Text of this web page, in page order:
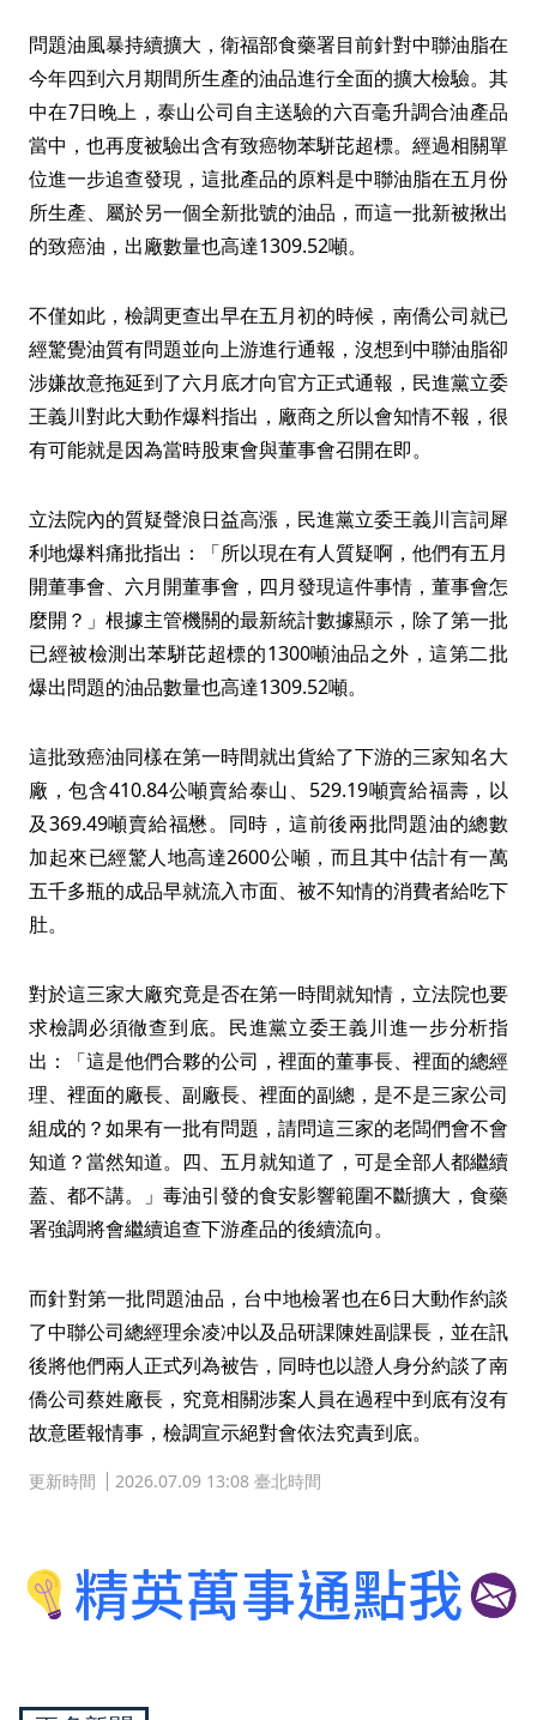
問題油風暴持續擴大，衛福部食藥署目前針對中聯油脂在
今年四到六月期間所生產的油品進行全面的擴大檢驗。其
中在7日晚上，泰山公司自主送驗的六百毫升調合油產品
當中，也再度被驗出含有致癌物苯駢芘超標。經過相關單
位進一步追查發現，這批產品的原料是中聯油脂在五月份
所生產、屬於另一個全新批號的油品，而這一批新被揪出
的致癌油，出廠數量也高達1309.52噸。
不僅如此，檢調更查出早在五月初的時候，南僑公司就已
經驚覺油質有問題並向上游進行通報，沒想到中聯油脂卻
涉嫌故意拖延到了六月底才向官方正式通報，民進黨立委
王義川對此大動作爆料指出，廠商之所以會知情不報，很
有可能就是因為當時股東會與董事會召開在即。
立法院內的質疑聲浪日益高漲，民進黨立委王義川言詞犀
利地爆料痛批指出：「所以現在有人質疑啊，他們有五月
開董事會、六月開董事會，四月發現這件事情，董事會怎
麼開？」根據主管機關的最新統計數據顯示，除了第一批
已經被檢測出苯駢芘超標的1300噸油品之外，這第二批
爆出問題的油品數量也高達1309.52噸。
這批致癌油同樣在第一時間就出貨給了下游的三家知名大
廠，包含410.84公噸賣給泰山、529.19噸賣給福壽，以
及369.49噸賣給福懋。同時，這前後兩批問題油的總數
加起來已經驚人地高達2600公噸，而且其中估計有一萬
五千多瓶的成品早就流入市面、被不知情的消費者給吃下
肚。
對於這三家大廠究竟是否在第一時間就知情，立法院也要
求檢調必須徹查到底。民進黨立委王義川進一步分析指
出：「這是他們合夥的公司，裡面的董事長、裡面的總經
理、裡面的廠長、副廠長、裡面的副總，是不是三家公司
組成的？如果有一批有問題，請問這三家的老闆們會不會
知道？當然知道。四、五月就知道了，可是全部人都繼續
蓋、都不講。」毒油引發的食安影響範圍不斷擴大，食藥
署強調將會繼續追查下游產品的後續流向。
而針對第一批問題油品，台中地檢署也在6日大動作約談
了中聯公司總經理余凌冲以及品研課陳姓副課長，並在訊
後將他們兩人正式列為被告，同時也以證人身分約談了南
僑公司蔡姓廠長，究竟相關涉案人員在過程中到底有沒有
故意匿報情事，檢調宣示絕對會依法究責到底。
更新時間 2026.07.09 13:08 臺北時間